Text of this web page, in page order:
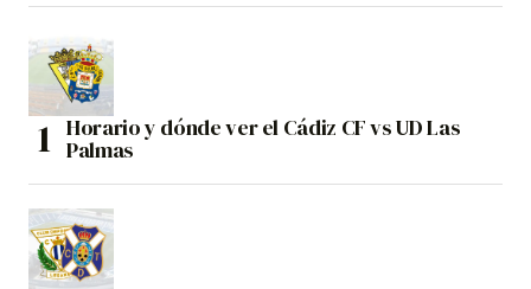
Horario y dónde ver el Cádiz CF vs UD Las
Palmas